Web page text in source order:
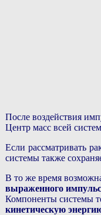
После воздействия
Центр масс всей
Если рассматривать
системы также
В то же время
выраженного
Компоненты системы
кинетическую